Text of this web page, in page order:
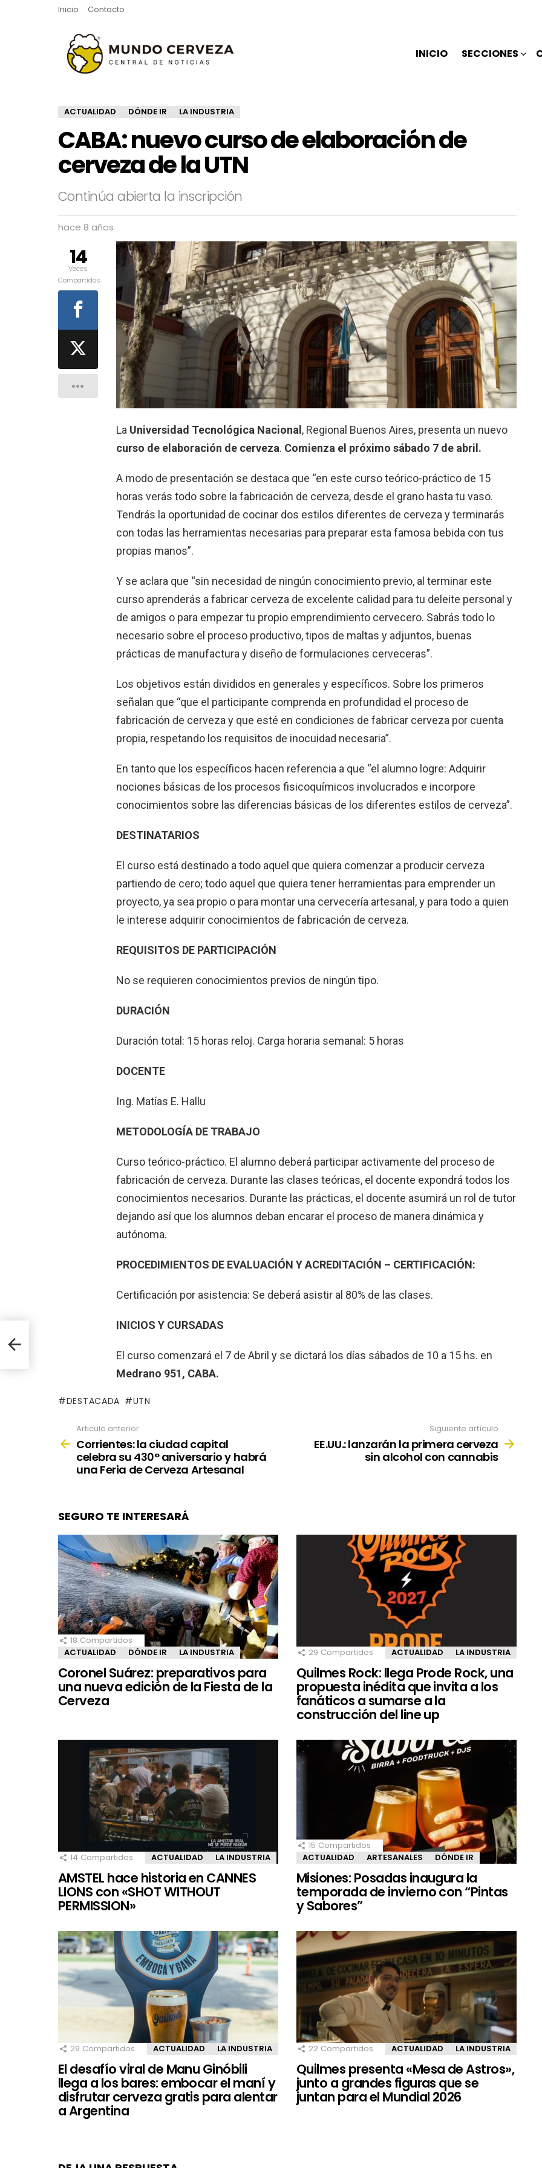
Inicio Contacto
INICIO SECCIONES
ACTUALIDAD DÓNDE IR LA INDUSTRIA
CABA: nuevo curso de elaboración de
cerveza de la UTN
Continúa abierta la inscripción
hace 8 años
La Universidad Tecnológica Nacional , Regional Buenos Aires, presenta un nuevo
curso de elaboración de cerveza. Comienza el próximo sábado 7 de abril.
A modo de presentación se destaca que “en este curso teórico-práctico de 15
horas verás todo sobre la fabricación de cerveza, desde el grano hasta tu vaso.
Tendrás la oportunidad de cocinar dos estilos diferentes de cerveza y terminarás
con todas las herramientas necesarias para preparar esta famosa bebida con tus
propias manos”.
Y se aclara que “sin necesidad de ningún conocimiento previo, al terminar este
curso aprenderás a fabricar cerveza de excelente calidad para tu deleite personal y
de amigos o para empezar tu propio emprendimiento cervecero. Sabrás todo lo
necesario sobre el proceso productivo, tipos de maltas y adjuntos, buenas
prácticas de manufactura y diseño de formulaciones cerveceras”.
Los objetivos están divididos en generales y específicos. Sobre los primeros
señalan que “que el participante comprenda en profundidad el proceso de
fabricación de cerveza y que esté en condiciones de fabricar cerveza por cuenta
propia, respetando los requisitos de inocuidad necesaria”.
En tanto que los específicos hacen referencia a que “el alumno logre: Adquirir
nociones básicas de los procesos fisicoquímicos involucrados e incorpore
conocimientos sobre las diferencias básicas de los diferentes estilos de cerveza”.
DESTINATARIOS
El curso está destinado a todo aquel que quiera comenzar a producir cerveza
partiendo de cero; todo aquel que quiera tener herramientas para emprender un
proyecto, ya sea propio o para montar una cervecería artesanal, y para todo a quien
le interese adquirir conocimientos de fabricación de cerveza.
REQUISITOS DE PARTICIPACIÓN
No se requieren conocimientos previos de ningún tipo.
DURACIÓN
Duración total: 15 horas reloj. Carga horaria semanal: 5 horas
DOCENTE
Ing. Matías E. Hallu
METODOLOGÍA DE TRABAJO
Curso teórico-práctico. El alumno deberá participar activamente del proceso de
fabricación de cerveza. Durante las clases teóricas, el docente expondrá todos los
conocimientos necesarios. Durante las prácticas, el docente asumirá un rol de tutor
dejando así que los alumnos deban encarar el proceso de manera dinámica y
autónoma.
PROCEDIMIENTOS DE EVALUACIÓN Y ACREDITACIÓN – CERTIFICACIÓN:
Certificación por asistencia: Se deberá asistir al 80% de las clases.
INICIOS Y CURSADAS
El curso comenzará el 7 de Abril y se dictará los días sábados de 10 a 15 hs. en
Medrano 951, CABA.
14
Veces
Compartidos
DESTACADA UTN
more
Articulo anterior
Corrientes: la ciudad capital
celebra su 430° aniversario y habrá
una Feria de Cerveza Artesanal
Siguiente artículo
EE.UU.: lanzarán la primera cerveza
sin alcohol con cannabis
SEGURO TE INTERESARÁ
18 Compartidos
ACTUALIDAD
DÓNDE IR LA INDUSTRIA
Coronel Suárez: preparativos para
una nueva edición de la Fiesta de la
Cerveza
29 Compartidos ACTUALIDAD LA INDUSTRIA
Quilmes Rock: llega Prode Rock, una
propuesta inédita que invita a los
fanáticos a sumarse a la
construcción del line up
14 Compartidos ACTUALIDAD LA INDUSTRIA
AMSTEL hace historia en CANNES
LIONS con «SHOT WITHOUT
PERMISSION»
15 Compartidos
ACTUALIDAD
ARTESANALES DÓNDE IR
Misiones: Posadas inaugura la
temporada de invierno con “Pintas
y Sabores”
29 Compartidos ACTUALIDAD LA INDUSTRIA
El desafío viral de Manu Ginóbili
llega a los bares: embocar el maní y
disfrutar cerveza gratis para alentar
a Argentina
22 Compartidos ACTUALIDAD LA INDUSTRIA
Quilmes presenta «Mesa de Astros»,
junto a grandes figuras que se
juntan para el Mundial 2026